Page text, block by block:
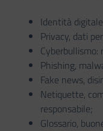
Identità
Privacy, dati
Phishing,
Fake news,
Netiquette,
responsabile;
Glossario,